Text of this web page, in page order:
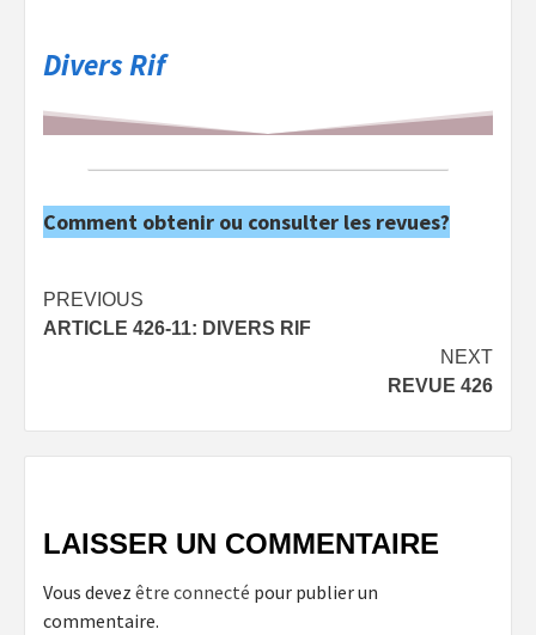
Divers Rif
Comment obtenir ou consulter les revues?
Post
navigation
PREVIOUS
ARTICLE 426-11: DIVERS RIF
NEXT
REVUE 426
LAISSER UN COMMENTAIRE
Vous devez être connecté pour publier un
commentaire.